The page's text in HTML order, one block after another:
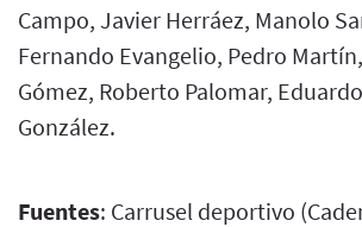
Campo, Javier Herráez, Manolo
Fernando Evangelio, Pedro
Gómez, Roberto Palomar,
González.
Fuentes: Carrusel deportivo